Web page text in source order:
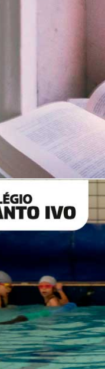
imersão
Finais
9º ANO
Turmas
(Proficiência)
ALUNOS NOVOS
Entre em